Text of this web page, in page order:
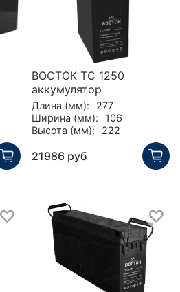
ВОСТОК TC 1250
аккумулятор
Длина (мм):
277
Ширина (мм):
106
Высота (мм):
222
21986 руб